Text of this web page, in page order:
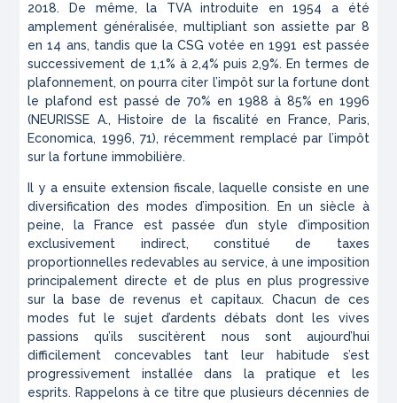
2018. De même, la TVA introduite en 1954 a été
amplement généralisée, multipliant son assiette par 8
en 14 ans, tandis que la CSG votée en 1991 est passée
successivement de 1,1% à 2,4% puis 2,9%. En termes de
plafonnement, on pourra citer l’impôt sur la fortune dont
le plafond est passé de 70% en 1988 à 85% en 1996
(NEURISSE A.,
Histoire de la fiscalité en France, Paris,
Economica, 1996, 71), récemment remplacé par l’impôt
sur la fortune immobilière.
Il y a ensuite extension fiscale, laquelle consiste en une
diversification des modes d’imposition. En un siècle à
peine, la France est passée d’un style d’imposition
exclusivement indirect, constitué de taxes
proportionnelles redevables au service, à une imposition
principalement directe et de plus en plus progressive
sur la base de revenus et capitaux. Chacun de ces
modes fut le sujet d’ardents débats dont les vives
passions qu’ils suscitèrent nous sont aujourd’hui
difficilement concevables tant leur habitude s’est
progressivement installée dans la pratique et les
esprits. Rappelons à ce titre que plusieurs décennies de